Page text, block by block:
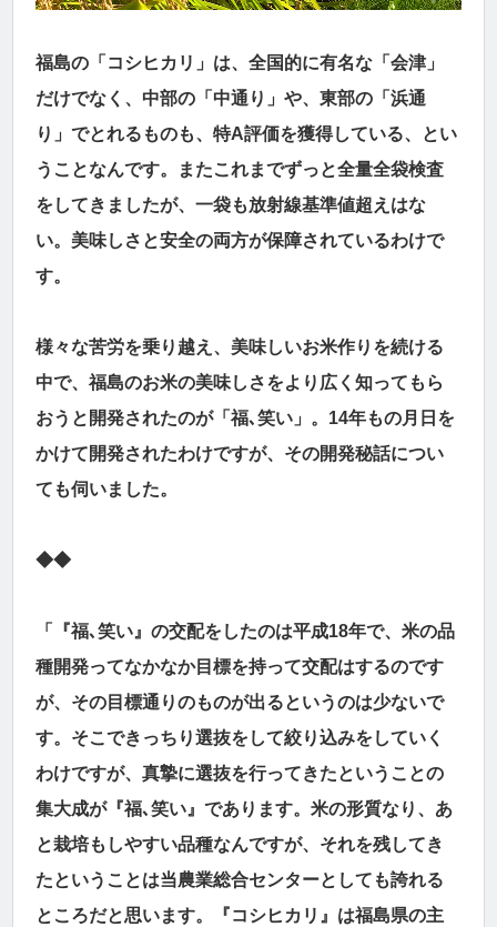
福島の「コシヒカリ」は、全国的に有名な「会津」
だけでなく、中部の「中通り」や、東部の「浜通
り」でとれるものも、特A評価を獲得している、とい
うことなんです。またこれまでずっと全量全袋検査
をしてきましたが、一袋も放射線基準値超えはな
い。美味しさと安全の両方が保障されているわけで
す。
様々な苦労を乗り越え、美味しいお米作りを続ける
中で、福島のお米の美味しさをより広く知ってもら
おうと開発されたのが「福､笑い」。14年もの月日を
かけて開発されたわけですが、その開発秘話につい
ても伺いました。
◆◆
「『福､笑い』の交配をしたのは平成18年で、米の品
種開発ってなかなか目標を持って交配はするのです
が、その目標通りのものが出るというのは少ないで
す。そこできっちり選抜をして絞り込みをしていく
わけですが、真摯に選抜を行ってきたということの
集大成が『福､笑い』であります。米の形質なり、あ
と栽培もしやすい品種なんですが、それを残してき
たということは当農業総合センターとしても誇れる
ところだと思います。『コシヒカリ』は福島県の主